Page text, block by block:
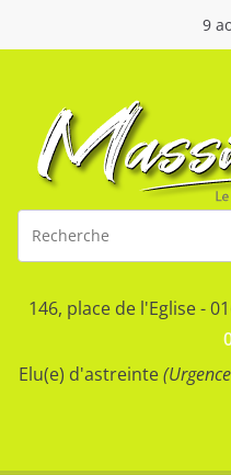
9
146, place de l'Eglise -
Elu(e) d'astreinte